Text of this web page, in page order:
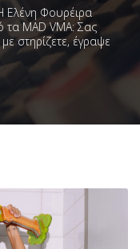
Ελένη Φουρέιρα
MAD VMA: Σας
στηρίζετε, έγραψε